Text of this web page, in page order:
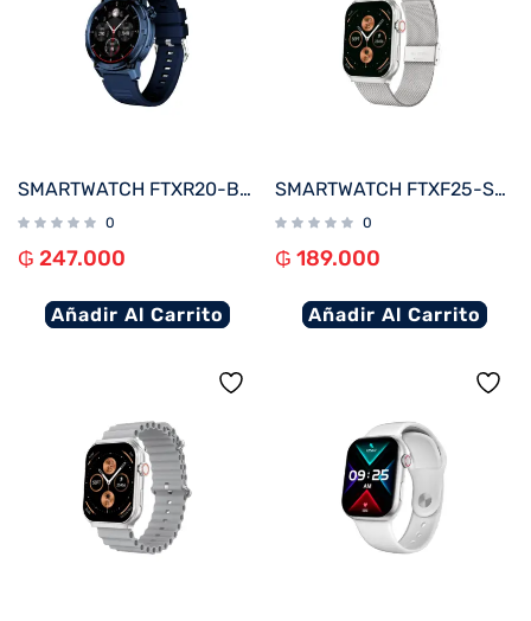
SMARTWATCH FTXR20-BB 57MM AZUL ANDROID/IOS/BT/FREC. CARD
0
₲ 247.000
Añadir Al Carrito
SMARTWATCH FTXF25-SVSM 50MM PLATA METAL ANDROID/IOS/BT/FREC. CARD
0
₲ 189.000
Añadir Al Carrito